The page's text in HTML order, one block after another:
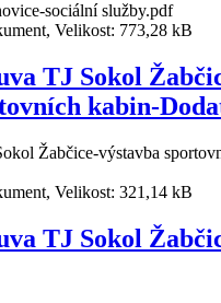
sociální služby.pdf
Velikost: 773,28 kB
TJ Sokol
kabin-
Žabčice-výstavba
Velikost: 321,14 kB
TJ Sokol